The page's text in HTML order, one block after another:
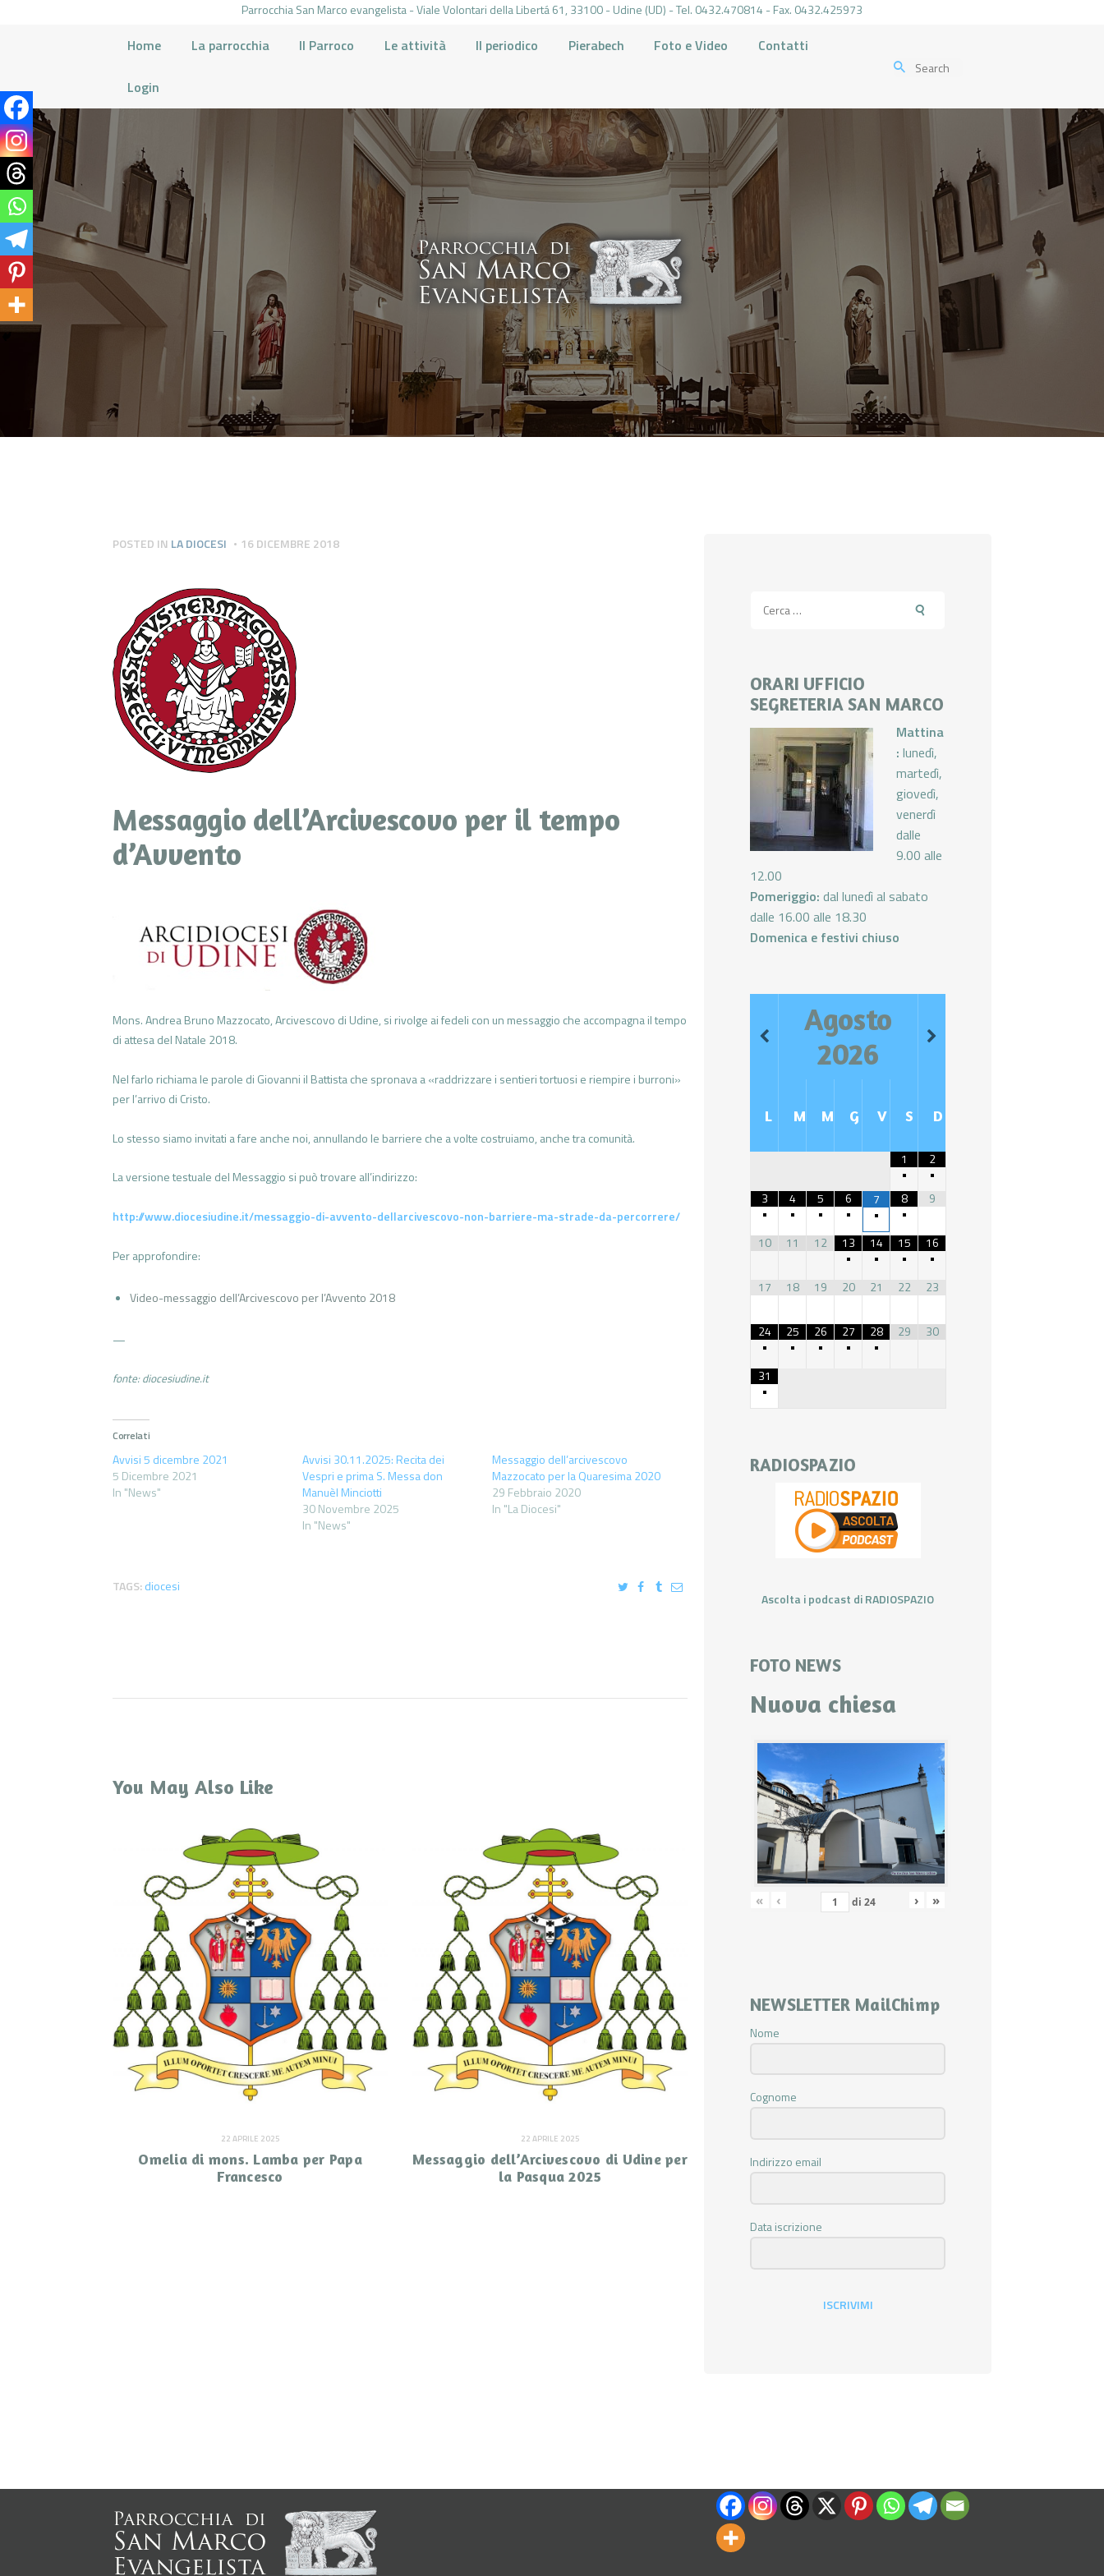
Parrocchia San Marco evangelista - Viale Volontari della Libertá 61, 33100 - Udine (UD) - Tel. 0432.470814 - Fax. 0432.425973
Home La parrocchia Il Parroco Le attività Il periodico Pierabech Foto e Video Contatti
Login
HOME
LA PARROCCHIA
IL PARROCO
LE ATTIVITÀ
IL PERIODICO
PIERABECH
FOTO E VIDEO
CONTATTI
POSTED IN LA DIOCESI 16 DICEMBRE 2018
Messaggio dell’Arcivescovo per il tempo
d’Avvento
Mons. Andrea Bruno Mazzocato, Arcivescovo di Udine, si rivolge ai fedeli con un messaggio che accompagna il tempo
di attesa del Natale 2018.
Nel farlo richiama le parole di Giovanni il Battista che spronava a «raddrizzare i sentieri tortuosi e riempire i burroni»
per l’arrivo di Cristo.
Lo stesso siamo invitati a fare anche noi, annullando le barriere che a volte costruiamo, anche tra comunità.
La versione testuale del Messaggio si può trovare all’indirizzo:
http://www.diocesiudine.it/messaggio-di-avvento-dellarcivescovo-non-barriere-ma-strade-da-percorrere/
Per approfondire:
Video-messaggio dell’Arcivescovo per l’Avvento 2018
—
fonte: diocesiudine.it
Correlati
Avvisi 5 dicembre 2021
5 Dicembre 2021
In "News"
Avvisi 30.11.2025: Recita dei
Vespri e prima S. Messa don
Manuèl Minciotti
30 Novembre 2025
In "News"
Messaggio dell’arcivescovo
Mazzocato per la Quaresima 2020
29 Febbraio 2020
In "La Diocesi"
TAGS:diocesi
You May Also Like
22 APRILE 2025
Omelia di mons. Lamba per Papa
Francesco
22 APRILE 2025
Messaggio dell’Arcivescovo di Udine per
la Pasqua 2025
per:
ORARI UFFICIO
SEGRETERIA SAN MARCO
Mattina
: lunedì,
martedì,
giovedì,
venerdì
dalle
9.00 alle
12.00
Pomeriggio: dal lunedì al sabato
dalle 16.00 alle 18.30
Domenica e festivi chiuso
Agosto
2026
L M M G V S D
1
•
2
•
3
•
4
•
5
•
6
•
7
•
8
•
9
10 11 12
13
•
14
•
15
•
16
•
17
18 19 20 21 22 23
24
•
25
•
26
•
27
•
28
•
29 30
31
•
RADIOSPAZIO
Ascolta i podcast di RADIOSPAZIO
FOTO NEWS
Nuova chiesa
« ‹ di 24 › »
NEWSLETTER MailChimp
Nome
Cognome
Indirizzo email
Data iscrizione
ISCRIVIMI